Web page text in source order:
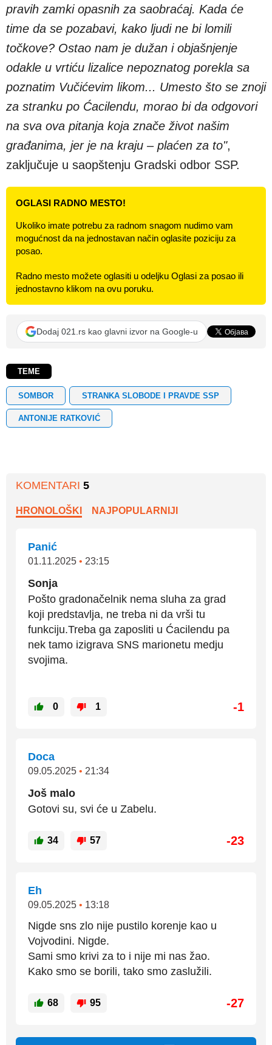
pravih zamki opasnih za saobraćaj. Kada će
time da se pozabavi, kako ljudi ne bi lomili
točkove? Ostao nam je dužan i objašnjenje
odakle u vrtiću lizalice nepoznatog porekla sa
poznatim Vučićevim likom... Umesto što se znoji
za stranku po Ćacilendu, morao bi da odgovori
na sva ova pitanja koja znače život našim
građanima, jer je na kraju – plaćen za to",
zaključuje u saopštenju Gradski odbor SSP.
OGLASI RADNO MESTO!
Ukoliko imate potrebu za radnom snagom nudimo vam
mogućnost da na jednostavan način oglasite poziciju za
posao.
Radno mesto možete oglasiti u odeljku Oglasi za posao ili
jednostavno klikom na ovu poruku.
Dodaj 021.rs kao glavni izvor na Google-u
TEME
SOMBOR STRANKA SLOBODE I PRAVDE SSP
ANTONIJE RATKOVIĆ
KOMENTARI 5
HRONOLOŠKI NAJPOPULARNIJI
Panić
01.11.2025 • 23:15
Sonja
Pošto gradonačelnik nema sluha za grad
koji predstavlja, ne treba ni da vrši tu
funkciju.Treba ga zaposliti u Ćacilendu pa
nek tamo izigrava SNS marionetu medju
svojima.
0 1 -1
Doca
09.05.2025 • 21:34
Još malo
Gotovi su, svi će u Zabelu.
34 57 -23
Eh
09.05.2025 • 13:18
Nigde sns zlo nije pustilo korenje kao u
Vojvodini. Nigde.
Sami smo krivi za to i nije mi nas žao.
Kako smo se borili, tako smo zaslužili.
68 95 -27